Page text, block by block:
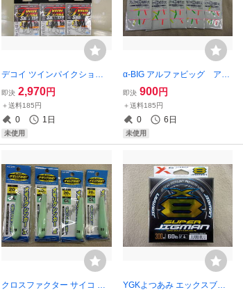
デコイ ツインパイクショー
ター 2/0 DJ-80 6枚セット DE
COY ジギング用 アシストフ
ック リア用 ショーター タ
チウオには必須？
即決 2,970円
＋送料185円
0 1日
未使用
α-BIG アルファビッグ アル
ファ逆光目印 大 10枚
鮎、アマゴ兼用 AKR-03
即決 900円
＋送料185円
0 6日
未使用
クロスファクター サイコ オ
YGKよつあみ エックスブレ